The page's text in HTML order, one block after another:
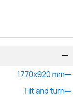
1770x920mm
Tilt and turn